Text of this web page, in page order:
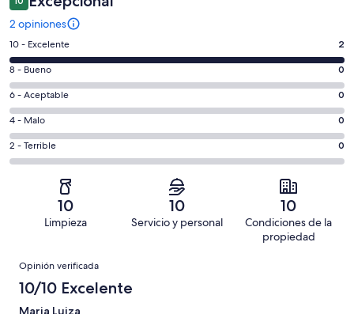
2 opiniones
Puntuación
de
10,
es
decir,
Excelente.
Basada
en
opiniones
10 - Excelente 2
Puntuación
de
8,
es
decir,
Bueno.
Basada
8 - Bueno 0
Puntuación
de
6,
es
decir,
Aceptable.
opiniones
6 - Aceptable 0
Puntuación
de
4,
Basada
de
opiniones
4 - Malo 0
Puntuación
de
Terrible.
en
de
2 - Terrible 0
10
Limpieza
10
Servicio y personal
10
Condiciones de la
propiedad
Opiniones
Opinión verificada
10/10 Excelente
Maria Luiza